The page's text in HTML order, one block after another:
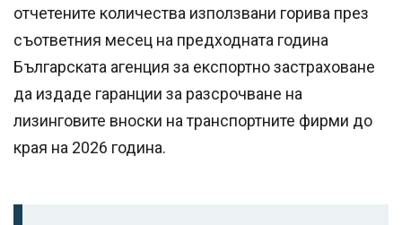
отчетените количества използвани горива през
съответния месец на предходната година
Българската агенция за експортно застраховане
да издаде гаранции за разсрочване на
лизинговите вноски на транспортните фирми до
края на 2026 година.